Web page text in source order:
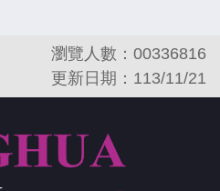
瀏覽人數：00336816
更新日期：113/11/21